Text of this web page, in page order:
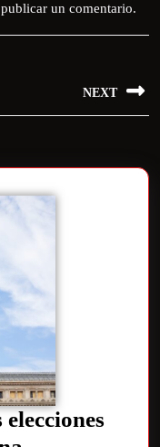
un comentario.
NEXT